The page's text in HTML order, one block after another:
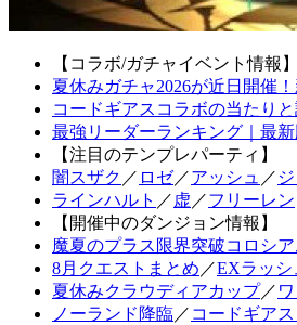
【コラボ/ガチャイベント情報】
夏休みガチャ2026が近日開催
コードギアスコラボの当たり
最強リーダーランキング｜最新
【注目のテンプレパーティ】
闇スザク ／ ロゼ／アッシュ ／
ラインハルト ／ 虚 ／フリーレン
【開催中のダンジョン情報】
魔夏のプラス限界突破コロシア
8月クエストまとめ ／EXラッシ
夏休みクラウディアカップ／
ノーランド降臨／ コードギア